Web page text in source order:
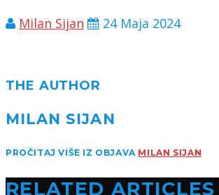
Milan Sijan 24 Maja 2024
THE AUTHOR
MILAN SIJAN
PROČITAJ VIŠE IZ OBJAVA MILAN SIJAN
RELATED ARTICLES